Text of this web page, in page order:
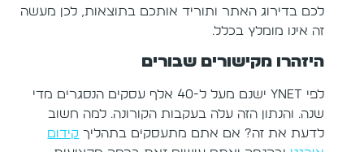
לכם בדירוג האתר ותוריד אותכם בתוצאות, לכן מעשה
זה אינו מומלץ בכלל.
היזהרו מקישורים שבורים
לפי Ynet ישנם מעל ל-40 אלף עסקים הנסגרים מדי
שנה. והנתון הזה עלה בעקבות הקורונה. למה חשוב
לדעת את זה? אם אתם מתעסקים בתהליךקידום